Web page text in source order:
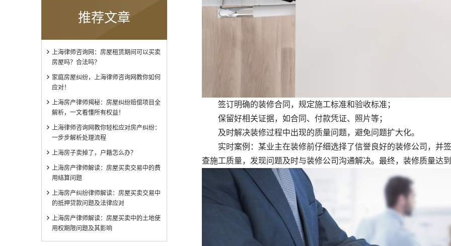
推荐文章
上海律师咨询网：房屋租赁期间可以买卖
房屋吗？合法吗？
家庭房屋纠纷，上海律师咨询网教你如何
应对！
上海房产律师揭秘：房屋纠纷赔偿项目全
解析，一文看懂所有权益！
上海律师咨询网教你轻松应对房产纠纷：
一步步解析处理流程
上海房子卖掉了，户籍怎么办？
上海房产律师解读：房屋买卖交易中的费
用结算问题
上海房产纠纷律师解读：房屋买卖交易中
的抵押贷款问题及法律应对
上海房产律师解读：房屋买卖中的土地使
用权期限问题及其影响
签订明确的装修合同，规定施工标准和验收标准；
保留好相关证据，如合同、付款凭证、照片等；
及时解决装修过程中出现的质量问题，避免问题扩大化。
实时案例：某业主在装修前仔细选择了信誉良好的装修公司，并
查施工质量，发现问题及时与装修公司沟通解决。最终，装修质量达